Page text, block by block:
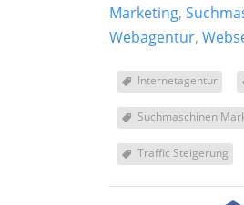
Marketing,
Webagentur,
Internetagentur
Suchmaschinen
Traffic Steigerung